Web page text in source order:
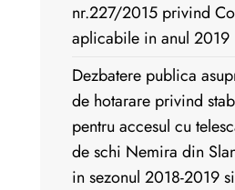
nr.227/2015 privind
aplicabile in anul 2019
Dezbatere publica
de hotarare privind
pentru accesul cu
de schi Nemira din
in sezonul 2018-2019